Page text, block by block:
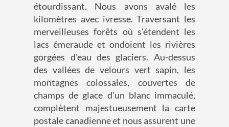
étourdissant. Nous avons avalé les
kilomètres avec ivresse. Traversant les
merveilleuses forêts où s'étendent les
lacs émeraude et ondoient les rivières
gorgées d'eau des glaciers. Au-dessus
des vallées de velours vert sapin, les
montagnes colossales, couvertes de
champs de glace d'un blanc immaculé,
complètent majestueusement la carte
postale canadienne et nous assurent une